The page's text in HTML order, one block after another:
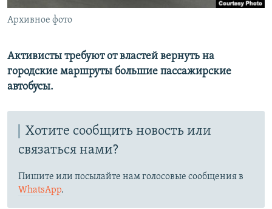
Все сайты РСЕ/РС
Архивное фото
Активисты требуют от властей вернуть на
городские маршруты большие пассажирские
автобусы.
Хотите сообщить новость или
связаться нами?
Пишите или посылайте нам голосовые сообщения в
WhatsApp.